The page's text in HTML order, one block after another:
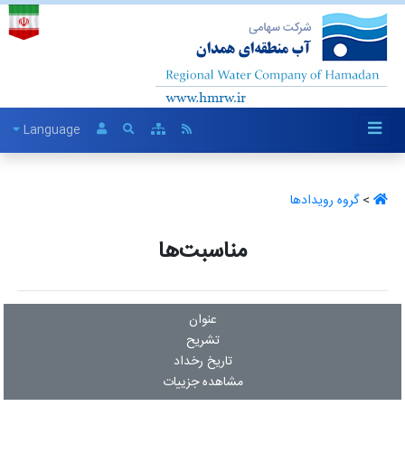
Language
>گروه رویدادها ‏
مناسبت‌ها
عنوان
تشریح
تاریخ رخداد
مشاهده جزییات